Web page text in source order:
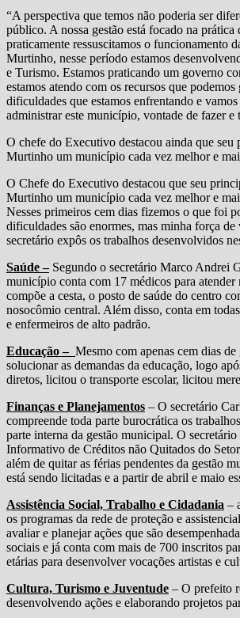
“A perspectiva que temos não poderia ser
público. A nossa gestão está focado na
praticamente ressuscitamos o funcionamento
Murtinho, nesse período estamos
e Turismo. Estamos praticando um governo
estamos atendo com os recursos que
dificuldades que estamos enfrentando e
administrar este município, vontade de fazer
O chefe do Executivo destacou ainda que
Murtinho um município cada vez melhor e
O Chefe do Executivo destacou que seu
Murtinho um município cada vez melhor e
Nesses primeiros cem dias fizemos o que foi
dificuldades são enormes, mas minha força
secretário expôs os trabalhos desenvolvidos
Saúde –Segundo o secretário Marco Andrei
município conta com 17 médicos para atender
compõe a cesta, o posto de saúde do centro
nosocômio central. Além disso, conta em
e enfermeiros de alto padrão.
Educação – Mesmo com apenas cem dias
solucionar as demandas da educação, logo
diretos, licitou o transporte escolar, licitou
Finanças e Planejamentos – O secretário
compreende toda parte burocrática os
parte interna da gestão municipal. O
Informativo de Créditos não Quitados do
além de quitar as férias pendentes da gestão
está sendo licitadas e a partir de abril e maio
Assistência Social, Trabalho e Cidadania –
os programas da rede de proteção e
avaliar e planejar ações que são
sociais e já conta com mais de 700 inscritos
etárias para desenvolver vocações artistas e
Cultura, Turismo e Juventude – O prefeito
desenvolvendo ações e elaborando projetos